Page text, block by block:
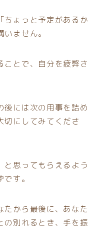
ちょっと予定があるか
ません。
ことで、自分を疲弊さ
後には次の用事を詰め
切にしてみてくださ
と思ってもらえるよう
す。
たから最後に、あなた
の別れるとき、手を振